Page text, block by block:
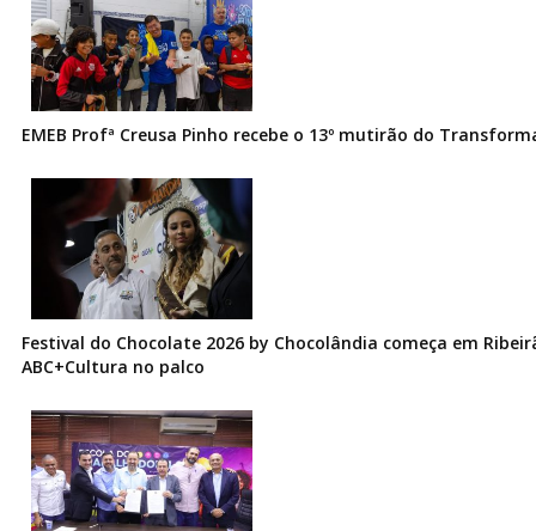
EMEB Profª Creusa Pinho recebe o 13º mutirão do
Festival do Chocolate 2026 by Chocolândia começa em
ABC+Cultura no palco